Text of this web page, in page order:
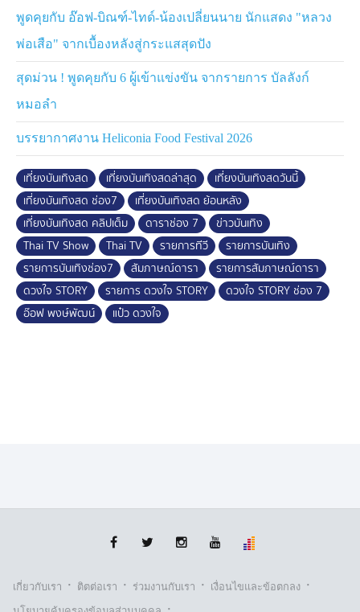
พูดคุยกับ อ๊อฟ-บิณฑ์-ไทด์-น้องเปลี่ยนนาย นักแสดง "หลวง
พ่อเสือ" จากเบื้องหลังสู่กระแสสุดปัง
สุดม่วน ! พูดคุยกับ 6 ผู้เข้าแข่งขัน จากรายการ บัลลังก์
หมอลำ
บรรยากาศงาน Heliconia Food Festival 2026
เที่ยงบันเทิงสด เที่ยงบันเทิงสดล่าสุด
เที่ยงบันเทิงสดวันนี้
เที่ยงบันเทิงสด ช่อง7
เที่ยงบันเทิงสด ย้อนหลัง
เที่ยงบันเทิงสด คลิปเต็ม
ดาราช่อง 7
ข่าวบันเทิง
Thai TV Show
Thai TV รายการทีวี
รายการบันเทิง
รายการบันเทิงช่อง7
สัมภาษณ์ดารา
รายการสัมภาษณ์ดารา
ดวงใจ STORY
รายการ ดวงใจ STORY
ดวงใจ STORY ช่อง 7
อ๊อฟ พงษ์พัฒน์
แป๋ว ดวงใจ
เกี่ยวกับเรา · ติตต่อเรา · ร่วมงานกับเรา · เงื่อนไขและข้อตกลง ·